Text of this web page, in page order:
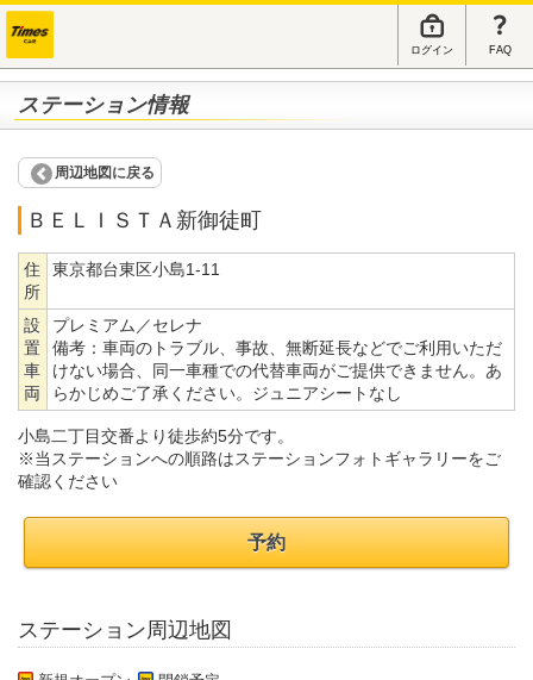
ログイン FAQ
ステーション情報
周辺地図に戻る
ＢＥＬＩＳＴＡ新御徒町
住
所
東京都台東区小島1-11
設
置
車
両
プレミアム／セレナ
備考： 車両のトラブル、事故、無断延長などでご利用いただ
けない場合、同一車種での代替車両がご提供できません。あ
らかじめご了承ください。ジュニアシートなし
小島二丁目交番より徒歩約5分です。
※当ステーションへの順路はステーションフォトギャラリーをご
確認ください
予約
ステーション周辺地図